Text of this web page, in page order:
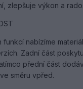
zlepšuje výkon a
funkcí nabízíme
Zadní část
přední část
směru vpřed.